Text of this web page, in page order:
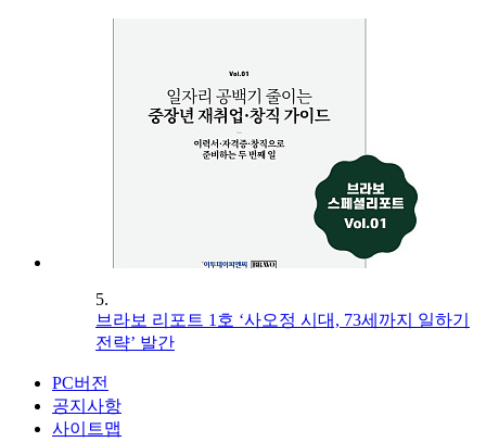
5.
브라보 리포트 1호 ‘사오정 시대, 73세까지 일하기
전략’ 발간
PC버전
공지사항
사이트맵